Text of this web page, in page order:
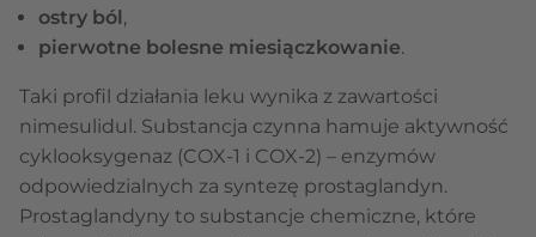
ostry ból,
pierwotne bolesne miesiączkowanie.
Taki profil działania leku wynika z zawartości
nimesulidul. Substancja czynna hamuje aktywność
cyklooksygenaz (COX-1 i COX-2) – enzymów
odpowiedzialnych za syntezę prostaglandyn.
Prostaglandyny to substancje chemiczne, które